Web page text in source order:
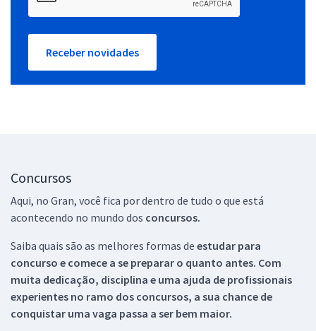
Receber novidades
Concursos
Aqui, no Gran, você fica por dentro de tudo o que está
acontecendo no mundo dos concursos.
Saiba quais são as melhores formas de estudar para
concurso e comece a se preparar o quanto antes. Com
muita dedicação, disciplina e uma ajuda de profissionais
experientes no ramo dos concursos, a sua chance de
conquistar uma vaga passa a ser bem maior.